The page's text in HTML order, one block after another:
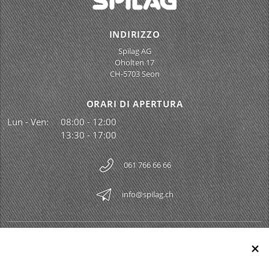
INDIRIZZO
Spilag AG
Oholten 17
CH-5703 Seon
ORARI DI APERTURA
Lun - Ven:
08:00 - 12:00
13:30 - 17:00
061 766 66 66
info@spilag.ch